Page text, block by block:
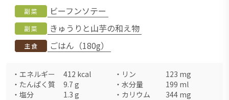
副菜 ビーフンソテー
副菜 きゅうりと山芋の和え物
主食 ごはん（180g）
・ エネルギー 412 kcal ・ リン 123 mg
・ たんぱく質 9.7 g ・ 水分量 199 ml
・ 塩分 1.3 g ・ カリウム 344 mg